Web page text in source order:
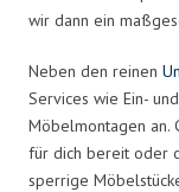
wir dann ein
Neben den reinen
Services wie Ein-
Möbelmontagen an.
für dich bereit oder
sperrige